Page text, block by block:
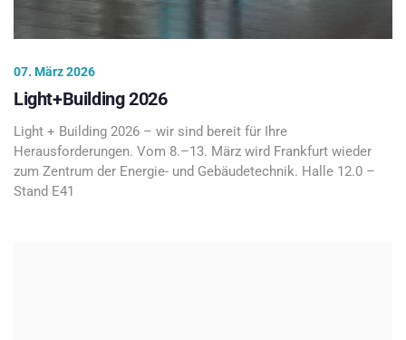
07. März 2026
Light+Building 2026
Light + Building 2026 – wir sind bereit für Ihre
Herausforderungen. Vom 8.–13. März wird Frankfurt wieder
zum Zentrum der Energie- und Gebäudetechnik. Halle 12.0 –
Stand E41